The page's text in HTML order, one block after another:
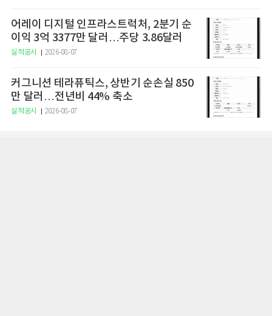
어레이 디지털 인프라스트럭처, 2분기 순
이익 3억 3377만 달러…주당 3.86달러
실적공시 2026-08-07
커그니션 테라퓨틱스, 상반기 순손실 850
만 달러…전년비 44% 축소
실적공시 2026-08-07